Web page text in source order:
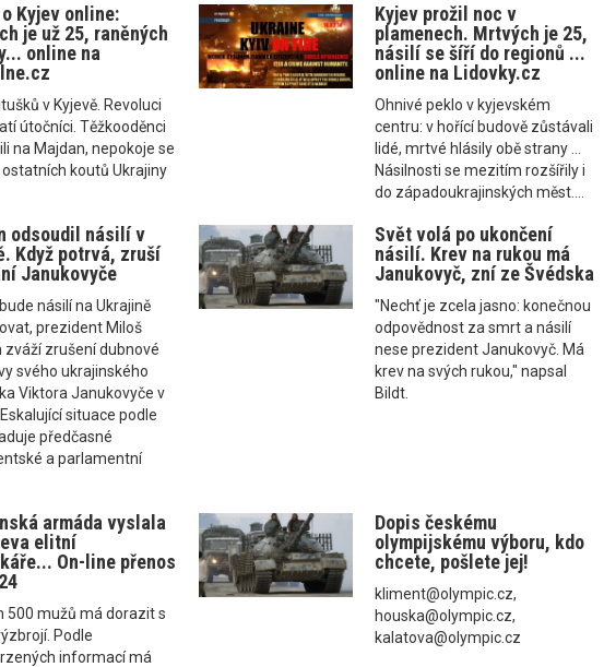
Kyjev online:
je už 25, raněných
online na
v Kyjevě. Revoluci
útočníci. Těžkooděnci
na Majdan, nepokoje se
ostatních koutů Ukrajiny
Kyjev prožil noc v
plamenech. Mrtvých je 25,
násilí se šíří do regionů ...
online na Lidovky.cz
Ohnivé peklo v kyjevském
centru: v hořící budově zůstávali
lidé, mrtvé hlásily obě strany ...
Násilnosti se mezitím rozšířily i
do západoukrajinských měst....
odsoudil násilí v
Když potrvá, zruší
Janukovyče
násilí na Ukrajině
prezident Miloš
zváží zrušení dubnové
svého ukrajinského
Viktora Janukovyče v
situace podle
předčasné
a parlamentní
Svět volá po ukončení
násilí. Krev na rukou má
Janukovyč, zní ze Švédska
"Nechť je zcela jasno: konečnou
odpovědnost za smrt a násilí
nese prezident Janukovyč. Má
krev na svých rukou," napsal
Bildt.
armáda vyslala
elitní
On-line přenos
500 mužů má dorazit s
Podle
informací má
Dopis českému
olympijskému výboru, kdo
chcete, pošlete jej!
kliment@olympic.cz,
houska@olympic.cz,
kalatova@olympic.cz